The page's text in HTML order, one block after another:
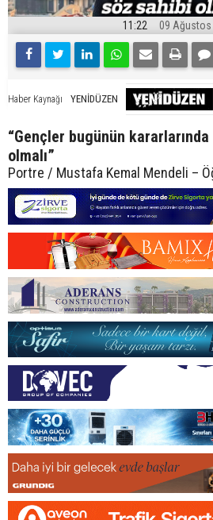
11:22 09 Ağustos
Haber Kaynağı YENİDÜZEN
“Gençler bugünün
olmalı”
Portre / Mustafa Kemal Mendeli –